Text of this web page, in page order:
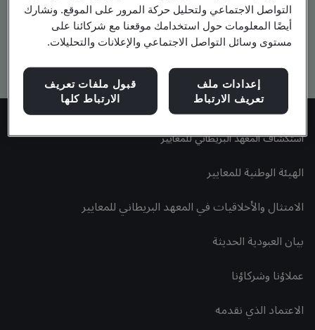
Kitemark advanced search
استكشاف المعهد البريطاني للمعايير
الهيئة الوطنية للمعايير
الامتثال والأخلاقيات في المعهد البريطاني للمعايير
بيان العبودية الحديثة
عملاؤنا وشركاؤنا
الاعتماد الذي نقدمه
التواصل الاجتماعي ولتحليل حركة المرور على الموقع. ونشارك
أيضًا المعلومات حول استخدامك موقعنا مع شركائنا على
مستوى وسائل التواصل الاجتماعي والإعلانات والتحليلات.
إعدادات ملف
تعريف الارتباط
قبول ملفات تعريف
الارتباط كلها